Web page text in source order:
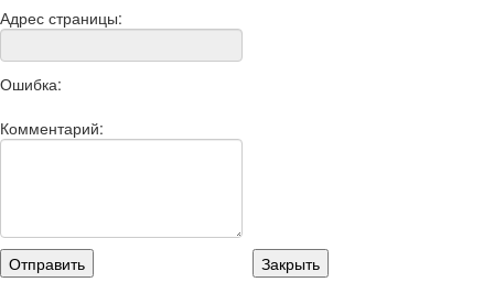
Адрес страницы:
Ошибка:
Комментарий: